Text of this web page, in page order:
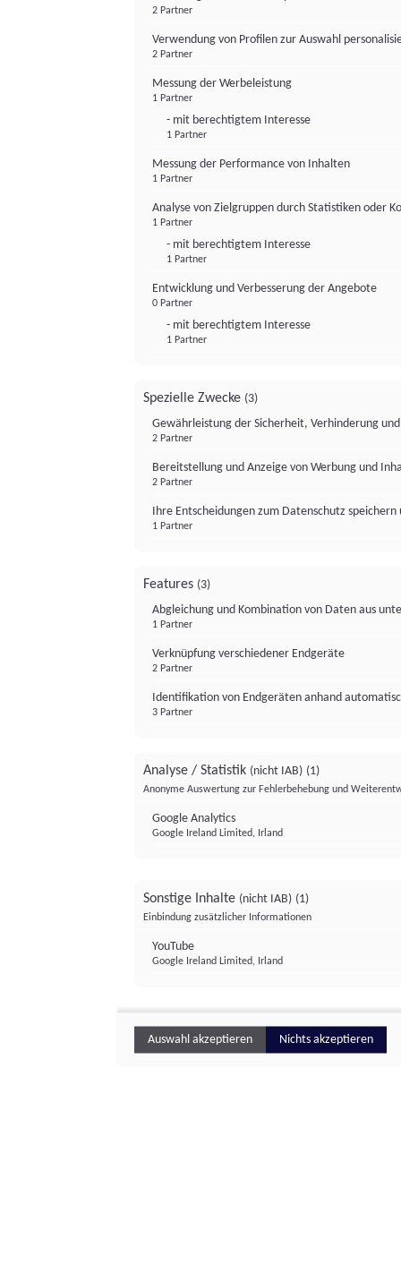
2 Partner
Verwendung von Profilen zur Auswahl
2 Partner
Messung der Werbeleistung
1 Partner
- mit berechtigtem Interesse
1 Partner
Messung der Performance von Inhalten
1 Partner
Analyse von Zielgruppen durch Statistiken oder
1 Partner
- mit berechtigtem Interesse
1 Partner
Entwicklung und Verbesserung der Angebote
0 Partner
- mit berechtigtem Interesse
1 Partner
Spezielle Zwecke (3)
Gewährleistung der Sicherheit, Verhinderung
2 Partner
Bereitstellung und Anzeige von Werbung und
2 Partner
Ihre Entscheidungen zum Datenschutz
1 Partner
Features (3)
Abgleichung und Kombination von Daten aus
1 Partner
Verknüpfung verschiedener Endgeräte
2 Partner
Identifikation von Endgeräten anhand
3 Partner
Analyse / Statistik (nicht IAB) (1)
Anonyme Auswertung zur Fehlerbehebung und
Google Analytics
Google Ireland Limited, Irland
Sonstige Inhalte (nicht IAB) (1)
Einbindung zusätzlicher Informationen
YouTube
Google Ireland Limited, Irland
Auswahl akzeptieren Nichts akzeptieren